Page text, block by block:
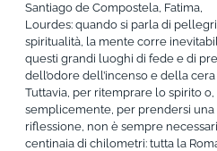
Santiago de Compostela, Fatima,
Lourdes: quando si parla di
spiritualità, la mente corre
questi grandi luoghi di fede e di
dell’odore dell’incenso e della
Tuttavia, per ritemprare lo spirito o,
semplicemente, per prendersi una
riflessione, non è sempre
centinaia di chilometri: tutta la